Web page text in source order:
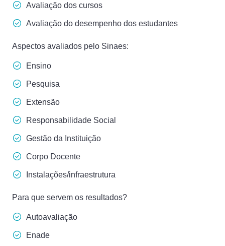
Avaliação dos cursos
Avaliação do desempenho dos estudantes
Aspectos avaliados pelo Sinaes:
Ensino
Pesquisa
Extensão
Responsabilidade Social
Gestão da Instituição
Corpo Docente
Instalações/infraestrutura
Para que servem os resultados?
Autoavaliação
Enade